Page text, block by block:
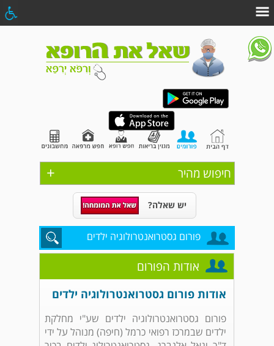
+ חיפוש מהיר
יש שאלה?
פורום גסטרואנטרולוגיה ילדים
אודות הפורום
אודות פורום גסטרואנטרולוגיה ילדים
פורום גסטרואנטרולוגיה ילדים שע"י מחלקת
ילדים שבמרכז רפואי כרמל (חיפה) מנוהל על ידי